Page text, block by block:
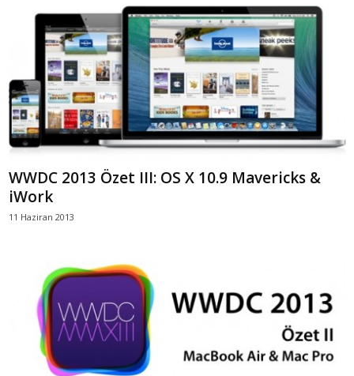
WWDC 2013 Özet III: OS X 10.9 Mavericks &
iWork
11 Haziran 2013